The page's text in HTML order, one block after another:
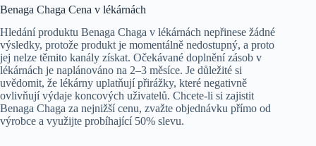
Benaga Chaga Cena v lékárnách
Hledání produktu Benaga Chaga v lékárnách nepřinese žádné
výsledky, protože produkt je momentálně nedostupný, a proto
jej nelze těmito kanály získat. Očekávané doplnění zásob v
lékárnách je naplánováno na 2–3 měsíce. Je důležité si
uvědomit, že lékárny uplatňují přirážky, které negativně
ovlivňují výdaje koncových uživatelů. Chcete-li si zajistit
Benaga Chaga za nejnižší cenu, zvažte objednávku přímo od
výrobce a využijte probíhající 50% slevu.